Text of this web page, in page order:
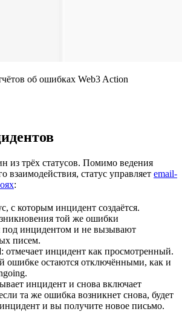
об ошибках Web3 Action
из трёх статусов. Помимо ведения
взаимодействия, статус управляет email-
:
с которым инцидент создаётся.
той же ошибки
под инцидентом и не вызывают
писем.
: отмечает инцидент как просмотренный.
ошибке остаются отключёнными, как и
инцидент и снова включает
та же ошибка возникнет снова, будет
и вы получите новое письмо.